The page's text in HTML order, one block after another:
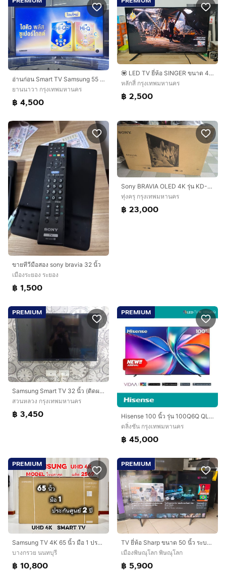
อ่านก่อน Smart TV Samsung 55 นิ้ว จอโค้ง UA55KU6300KXXT ราคาถูกใจ
ยานนาวา กรุงเทพมหานคร
฿ 4,500
💟 LED TV ยี่ห้อ SINGER ขนาด 43 นิ้ว
หลักสี่ กรุงเทพมหานคร
฿ 2,500
ขายทีวีมือสอง sony bravia 32 นิ้ว
เมืองระยอง ระยอง
฿ 1,500
Sony BRAVIA OLED 4K รุ่น KD-65A8F ขนาด 65 นิ้ว ราคา 23,000 บ.
ทุ่งครุ กรุงเทพมหานคร
฿ 23,000
PREMIUM
Samsung Smart TV 32 นิ้ว (ติดผนัง)
สวนหลวง กรุงเทพมหานคร
฿ 3,450
PREMIUM
Hisense 100 นิ้ว รุ่น 100Q6Q QLED 4K VIDAA Quantum Dot TV Smart TV Q6Q 2025
ตลิ่งชัน กรุงเทพมหานคร
฿ 45,000
PREMIUM
Samsung TV 4K 65 นิ้ว มือ 1 ประกันศูนย์ 2 ปี รุ่นใหม่ล่าสุด ผลิตเดือน 5 ปี 2026 CrystalPro 4K
บางกรวย นนทบุรี
฿ 10,800
PREMIUM
TV ยี่ห้อ Sharp ขนาด 50 นิ้ว ระบบ สมาททีวี ราคา 5,900 บาท
เมืองพิษณุโลก พิษณุโลก
฿ 5,900